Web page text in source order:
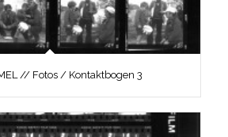
// Fotos / Kontaktbogen 3